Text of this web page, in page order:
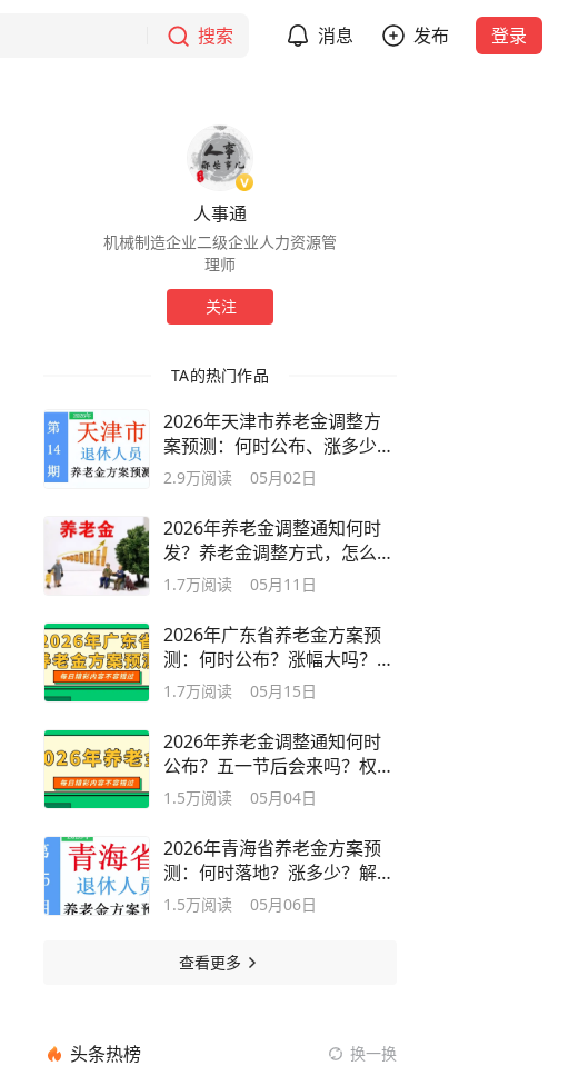
搜索 消息 发布 登录
人事通
机械制造企业二级企业人力资源管
理师
关注
TA的热门作品
2026年天津市养老金调整方
案预测：何时公布、涨多少、
怎么调？
2.9万阅读 05月02日
2026年养老金调整通知何时
发？养老金调整方式，怎么
变？
1.7万阅读 05月11日
2026年广东省养老金方案预
测：何时公布？涨幅大吗？看
看！
1.7万阅读 05月15日
2026年养老金调整通知何时
公布？五一节后会来吗？权威
分析来了！
1.5万阅读 05月04日
2026年青海省养老金方案预
测：何时落地？涨多少？解读
来啦！
1.5万阅读 05月06日
查看更多
头条热榜 换一换